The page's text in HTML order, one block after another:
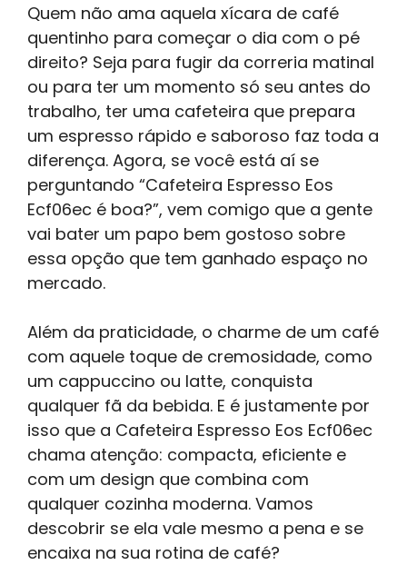
Quem não ama aquela xícara de café
quentinho para começar o dia com o pé
direito? Seja para fugir da correria matinal
ou para ter um momento só seu antes do
trabalho, ter uma cafeteira que prepara
um espresso rápido e saboroso faz toda a
diferença. Agora, se você está aí se
perguntando “Cafeteira Espresso Eos
Ecf06ec é boa?”, vem comigo que a gente
vai bater um papo bem gostoso sobre
essa opção que tem ganhado espaço no
mercado.
Além da praticidade, o charme de um café
com aquele toque de cremosidade, como
um cappuccino ou latte, conquista
qualquer fã da bebida. E é justamente por
isso que a Cafeteira Espresso Eos Ecf06ec
chama atenção: compacta, eficiente e
com um design que combina com
qualquer cozinha moderna. Vamos
descobrir se ela vale mesmo a pena e se
encaixa na sua rotina de café?